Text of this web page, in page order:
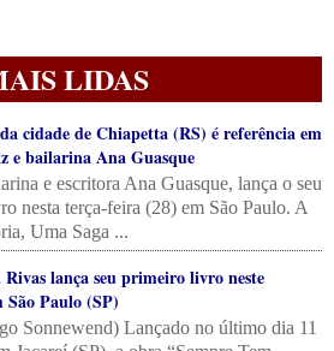
LIDAS
cidade de Chiapetta (RS) é referência em
e bailarina Ana Guasque
e escritora Ana Guasque, lança o seu
nesta terça-feira (28) em São Paulo. A
Uma Saga ...
lança seu primeiro livro neste
São Paulo (SP)
Sonnewend) Lançado no último dia 11